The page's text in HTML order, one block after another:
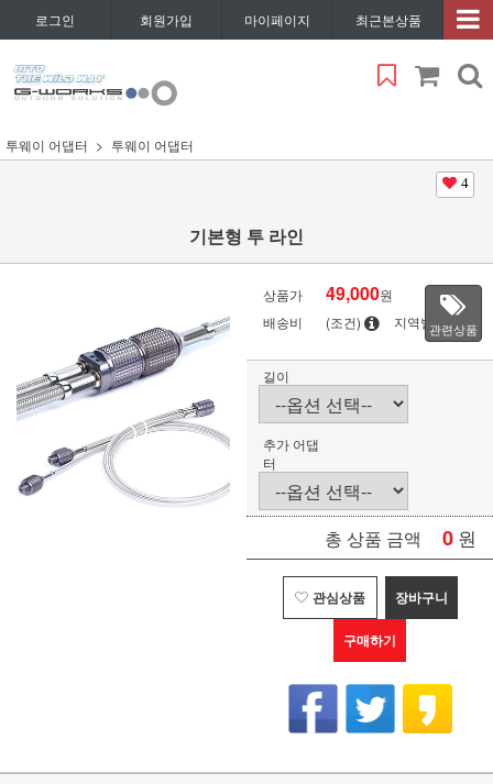
로그인 회원가입 마이페이지 최근본상품
투웨이 어댑터 투웨이 어댑터
4
기본형 투 라인
상품가 49,000원
배송비
(조건) 지역별관련상품
길이
추가 어댑
터
총 상품 금액 0 원
관심상품 장바구니
구매하기